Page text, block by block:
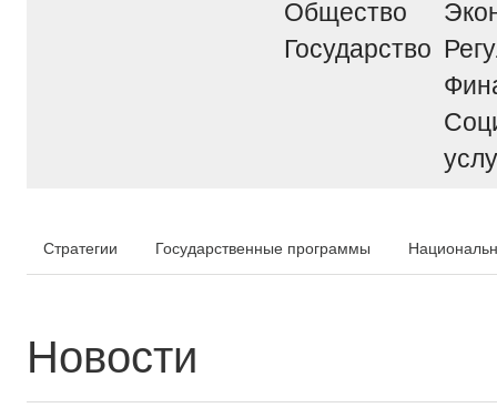
Общество
Государство
Стратегии Государственные программы
Новости